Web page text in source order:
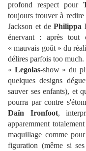
profond respect pour
toujours trouver à
Jackson et dePhilippa
énervant : après tout
« mauvais goût » du
délires parfois too
« Legolas-show » du
quelques designs
sauver ses enfants), et
pourra par contre
Daïn Ironfoot,
apparemment
maquillage comme
figuration (même si